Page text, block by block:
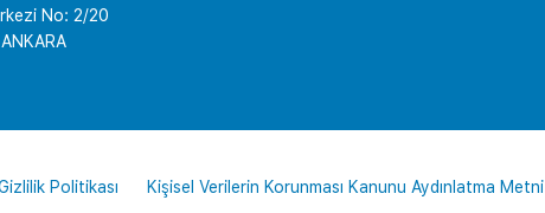
No: 2/20
Politikası Kişisel Verilerin Korunması Kanunu Aydınlatma Metni